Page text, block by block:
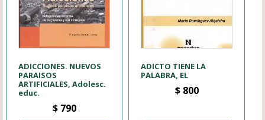
ADICCIONES. NUEVOS
PARAISOS
ARTIFICIALES, Adolesc.
educ.
$790
ADICTO TIENE LA
PALABRA, EL
$800